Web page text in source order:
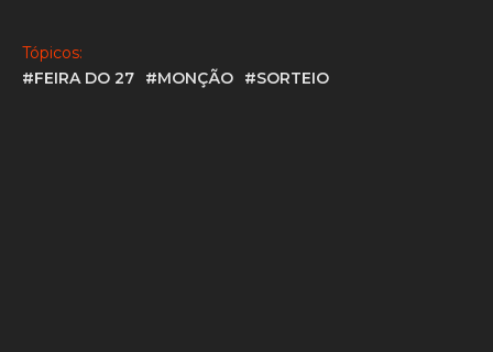
Tópicos:
#FEIRA DO 27
#MONÇÃO #SORTEIO